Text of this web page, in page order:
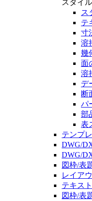
スタイ
ス
テ
寸
溶
幾
面
溶
デ
断
パ
部
表
テンプ
DWG/
DWG/
図枠/表
レイア
テキス
図枠/表